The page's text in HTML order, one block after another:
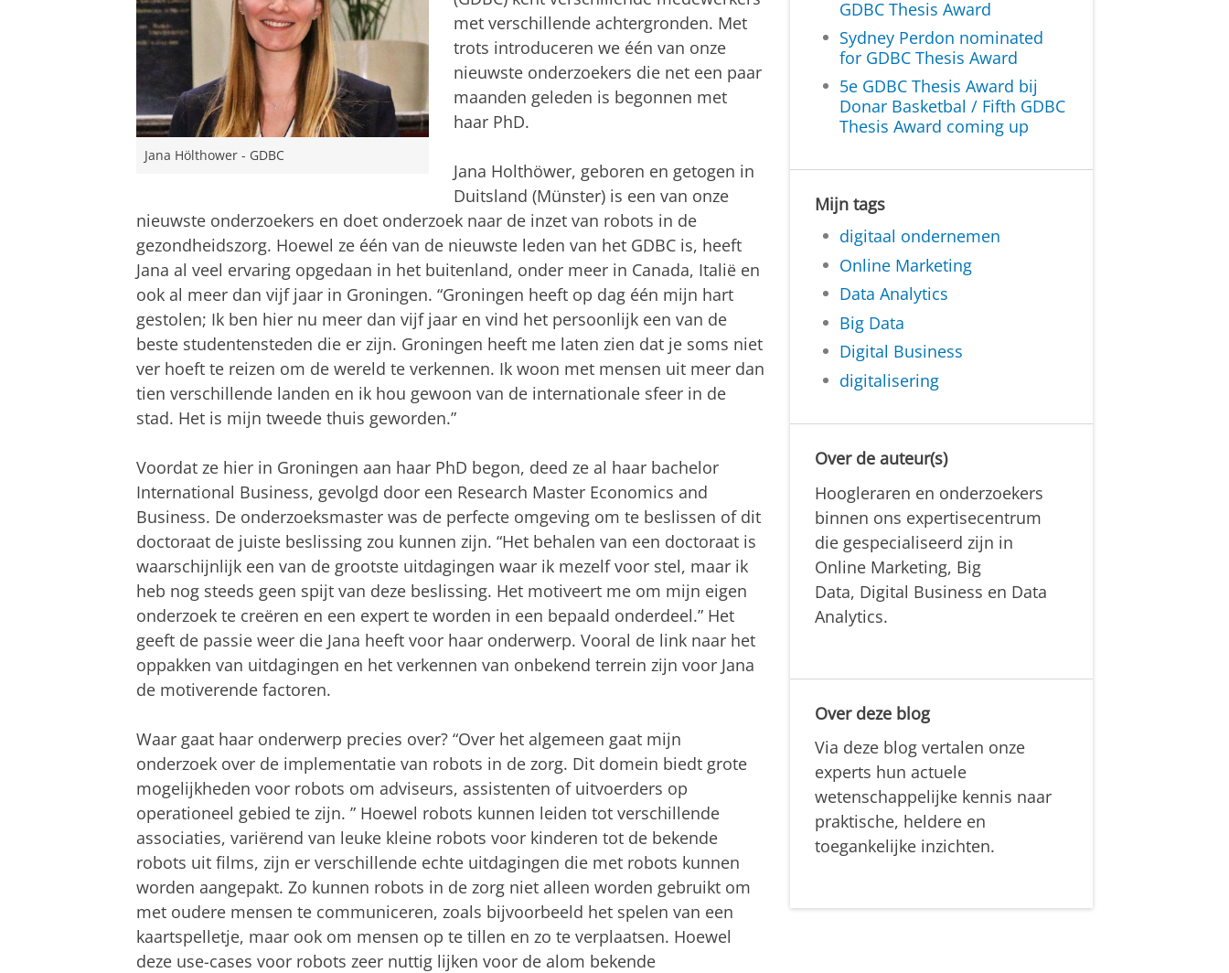
Jana Hölthower - GDBC
met verschillende achtergronden. Met
trots introduceren we één van onze
nieuwste onderzoekers die net een paar
maanden geleden is begonnen met
haar PhD.
Jana Holthöwer, geboren en getogen in
Duitsland (Münster) is een van onze
nieuwste onderzoekers en doet onderzoek naar de inzet van robots in de
gezondheidszorg. Hoewel ze één van de nieuwste leden van het GDBC is, heeft
Jana al veel ervaring opgedaan in het buitenland, onder meer in Canada, Italië en
ook al meer dan vijf jaar in Groningen. “Groningen heeft op dag één mijn hart
gestolen; Ik ben hier nu meer dan vijf jaar en vind het persoonlijk een van de
beste studentensteden die er zijn. Groningen heeft me laten zien dat je soms niet
ver hoeft te reizen om de wereld te verkennen. Ik woon met mensen uit meer dan
tien verschillende landen en ik hou gewoon van de internationale sfeer in de
stad. Het is mijn tweede thuis geworden.”
Voordat ze hier in Groningen aan haar PhD begon, deed ze al haar bachelor
International Business, gevolgd door een Research Master Economics and
Business. De onderzoeksmaster was de perfecte omgeving om te beslissen of dit
doctoraat de juiste beslissing zou kunnen zijn. “Het behalen van een doctoraat is
waarschijnlijk een van de grootste uitdagingen waar ik mezelf voor stel, maar ik
heb nog steeds geen spijt van deze beslissing. Het motiveert me om mijn eigen
onderzoek te creëren en een expert te worden in een bepaald onderdeel.” Het
geeft de passie weer die Jana heeft voor haar onderwerp. Vooral de link naar het
oppakken van uitdagingen en het verkennen van onbekend terrein zijn voor Jana
de motiverende factoren.
Waar gaat haar onderwerp precies over? “Over het algemeen gaat mijn
onderzoek over de implementatie van robots in de zorg. Dit domein biedt grote
mogelijkheden voor robots om adviseurs, assistenten of uitvoerders op
operationeel gebied te zijn. ” Hoewel robots kunnen leiden tot verschillende
associaties, variërend van leuke kleine robots voor kinderen tot de bekende
robots uit films, zijn er verschillende echte uitdagingen die met robots kunnen
worden aangepakt. Zo kunnen robots in de zorg niet alleen worden gebruikt om
met oudere mensen te communiceren, zoals bijvoorbeeld het spelen van een
kaartspelletje, maar ook om mensen op te tillen en zo te verplaatsen. Hoewel
deze use-cases voor robots zeer nuttig lijken voor de alom bekende
GDBC Thesis Award
Sydney Perdon nominated
for GDBC Thesis Award
5e GDBC Thesis Award bij
Donar Basketbal / Fifth GDBC
Thesis Award coming up
Mijn tags
digitaal ondernemen
Online Marketing
Data Analytics
Big Data
Digital Business
digitalisering
Over de auteur(s)
Hoogleraren en onderzoekers
binnen ons expertisecentrum
die gespecialiseerd zijn in
Online Marketing, Big
Data, Digital Business en Data
Analytics.
Over deze blog
Via deze blog vertalen onze
experts hun actuele
wetenschappelijke kennis naar
praktische, heldere en
toegankelijke inzichten.